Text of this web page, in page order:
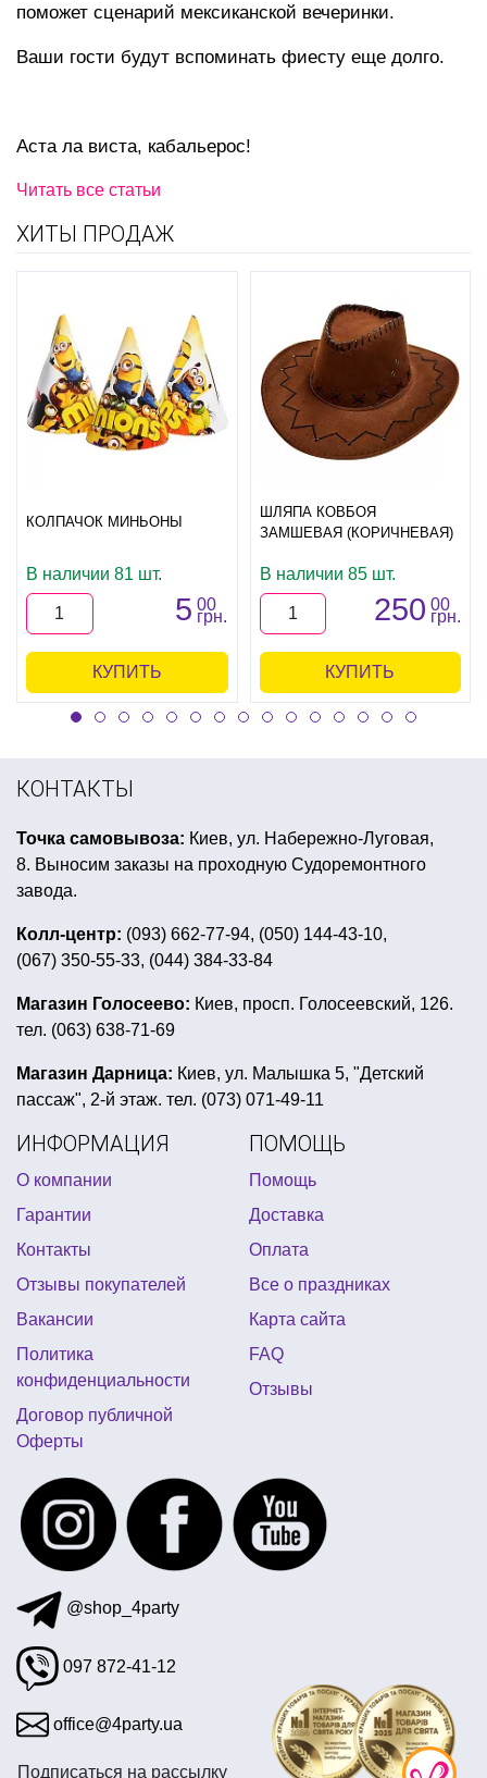
поможет сценарий мексиканской вечеринки.
Ваши гости будут вспоминать фиесту еще долго.
Аста ла виста, кабальерос!
Читать все статьи
ХИТЫ ПРОДАЖ
КОЛПАЧОК МИНЬОНЫ
В наличии 81 шт.
5 00
грн.
КУПИТЬ
ШЛЯПА КОВБОЯ
ЗАМШЕВАЯ (КОРИЧНЕВАЯ)
В наличии 85 шт.
250 00
грн.
КУПИТЬ
КОНТАКТЫ
Точка самовывоза: Киев, ул. Набережно-Луговая,
8. Выносим заказы на проходную Судоремонтного
завода.
Колл-центр: (093) 662-77-94, (050) 144-43-10,
(067) 350-55-33, (044) 384-33-84
Магазин Голосеево: Киев, просп. Голосеевский, 126.
тел. (063) 638-71-69
Магазин Дарница: Киев, ул. Малышка 5, "Детский
пассаж", 2-й этаж. тел. (073) 071-49-11
ИНФОРМАЦИЯ
О компании
Гарантии
Контакты
Отзывы покупателей
Вакансии
Политика
конфиденциальности
Договор публичной
Оферты
ПОМОЩЬ
Помощь
Доставка
Оплата
Все о праздниках
Карта сайта
FAQ
Отзывы
@shop_4party
097 872-41-12
office@4party.ua
Подписаться на рассылку